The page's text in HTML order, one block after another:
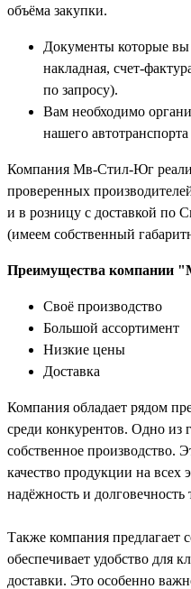
объёма закупки.
Документы которые
накладная, счет-
по запросу).
Вам необходимо
нашего
Компания Мв-Стил-Юг
проверенных
и в розницу с доставкой
(имеем собственный
Преимущества
Своё производство
Большой ассортимент
Низкие цены
Доставка
Компания обладает рядом
среди конкурентов. Одно
собственное производство.
качество продукции на всех
надёжность и долговечность
Также компания предлагает
обеспечивает удобство для
доставки. Это особенно